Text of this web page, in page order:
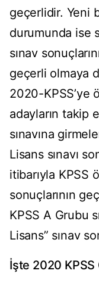
geçerlidir. Yeni
durumunda ise
sınav
geçerli olmaya
2020-KPSS’ye
adayların takip
sınavına
Lisans sınavı
itibarıyla KPSS
sonuçlarının
KPSS A Grubu
Lisans” sınav
İşte 2020 KPSS